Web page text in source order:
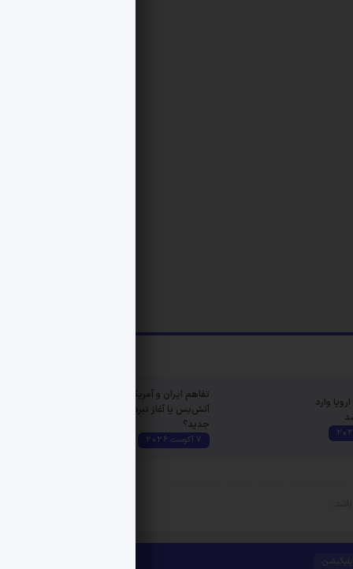
وارد
تفاهم ایران و آمریکا |
آتش‌بس یا آغاز نبردی
جدید؟
7 آگوست 2026
اپلیکیشن